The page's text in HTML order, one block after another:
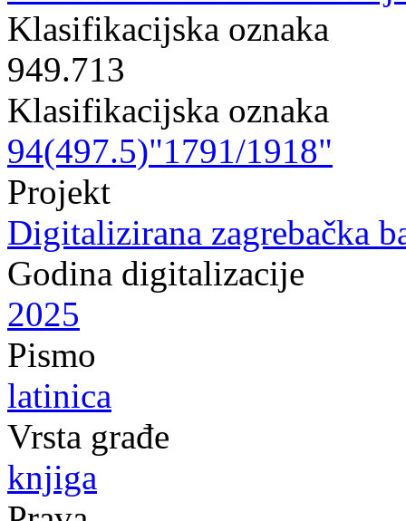
Klasifikacijska oznaka
949.713
Klasifikacijska oznaka
94(497.5)"1791/1918"
Projekt
Digitalizirana zagrebačka
Godina digitalizacije
2025
Pismo
latinica
Vrsta građe
knjiga